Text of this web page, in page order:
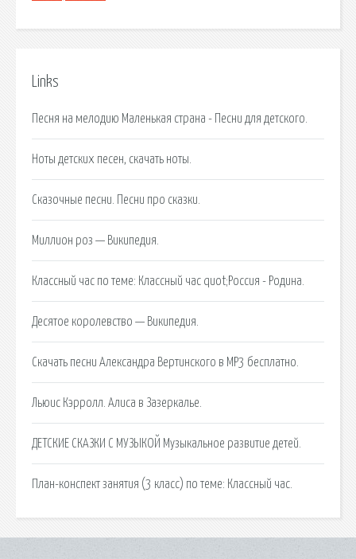
Links
Песня на мелодию Маленькая страна - Песни для детского.
Ноты детских песен, скачать ноты.
Сказочные песни. Песни про сказки.
Миллион роз — Википедия.
Классный час по теме: Классный час quot;Россия - Родина.
Десятое королевство — Википедия.
Скачать песни Александра Вертинского в MP3 бесплатно.
Льюис Кэрролл. Алиса в Зазеркалье.
ДЕТСКИЕ СКАЗКИ С МУЗЫКОЙ Музыкальное развитие детей.
План-конспект занятия (3 класс) по теме: Классный час.